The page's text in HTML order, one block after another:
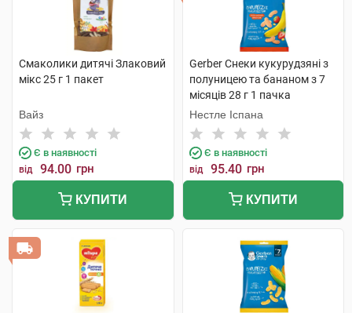
Смаколики дитячі Злаковий
мікс 25 г 1 пакет
Вайз
Є в наявності
від 94.00 грн
КУПИТИ
Gerber Снеки кукурудзяні з
полуницею та бананом з 7
місяців 28 г 1 пачка
Нестле Іспана
Є в наявності
від 95.40 грн
КУПИТИ